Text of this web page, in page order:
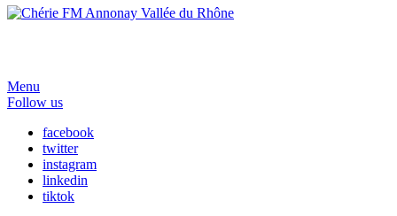
Menu
Follow us
facebook
twitter
instagram
linkedin
tiktok